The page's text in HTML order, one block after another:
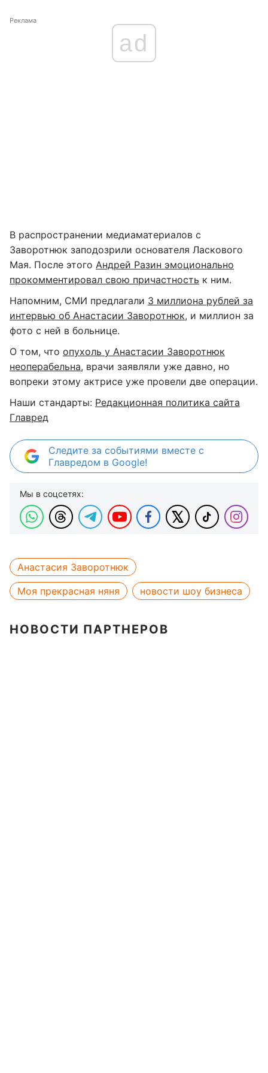
Реклама
ad
В распространении медиаматериалов с
Заворотнюк заподозрили основателя Ласкового
Мая. После этого Андрей Разин эмоционально
прокомментировал свою причастность к ним.
Напомним, СМИ предлагали 3 миллиона рублей за
интервью об Анастасии Заворотнюк, и миллион за
фото с ней в больнице.
О том, что опухоль у Анастасии Заворотнюк
неоперабельна, врачи заявляли уже давно, но
вопреки этому актрисе уже провели две операции.
Наши стандарты: Редакционная политика сайта
Главред
Следите за событиями вместе с
Главредом в Google!
Мы в соцсетях:
Анастасия Заворотнюк
Моя прекрасная няня
новости шоу бизнеса
НОВОСТИ ПАРТНЕРОВ